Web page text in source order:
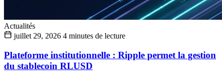
Actualités
juillet 29, 2026 4 minutes de lecture
Plateforme institutionnelle : Ripple permet la gestion
du stablecoin RLUSD